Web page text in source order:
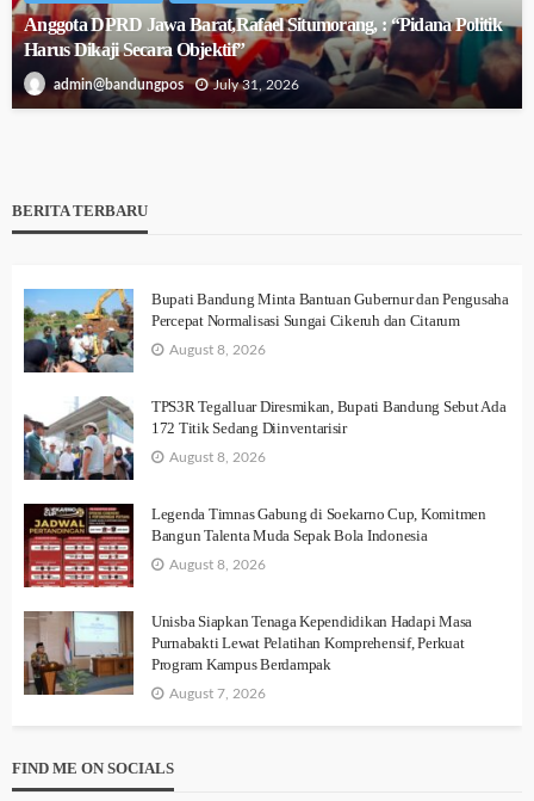
Anggota DPRD Jawa Barat,Rafael Situmorang, : “Pidana Politik
Harus Dikaji Secara Objektif”
admin@bandungpos July 31, 2026
BERITA TERBARU
Bupati Bandung Minta Bantuan Gubernur dan Pengusaha
Percepat Normalisasi Sungai Cikeruh dan Citarum
August 8, 2026
TPS3R Tegalluar Diresmikan, Bupati Bandung Sebut Ada
172 Titik Sedang Diinventarisir
August 8, 2026
Legenda Timnas Gabung di Soekarno Cup, Komitmen
Bangun Talenta Muda Sepak Bola Indonesia
August 8, 2026
Unisba Siapkan Tenaga Kependidikan Hadapi Masa
Purnabakti Lewat Pelatihan Komprehensif, Perkuat
Program Kampus Berdampak
August 7, 2026
FIND ME ON SOCIALS